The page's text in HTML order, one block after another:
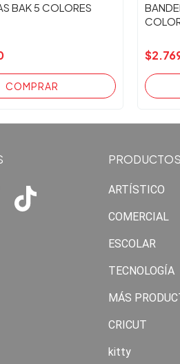
BAK 5 COLORES
PRODUCTOS
ARTÍSTICO
COMERCIAL
ESCOLAR
TECNOLOGÍA
MÁS
CRICUT
kitty